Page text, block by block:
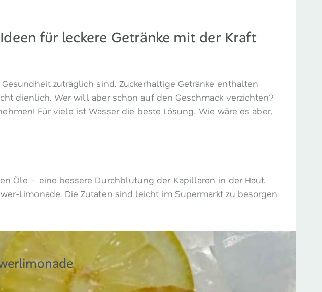
für leckere Getränke mit der Kraft
zuträglich sind. Zuckerhaltige Getränke enthalten
dienlich. Wer will aber schon auf den Geschmack verzichten?
Für viele ist Wasser die beste Lösung. Wie wäre es aber,
Öle – eine bessere Durchblutung der Kapillaren in der Haut.
Limonade. Die Zutaten sind leicht im Supermarkt zu besorgen